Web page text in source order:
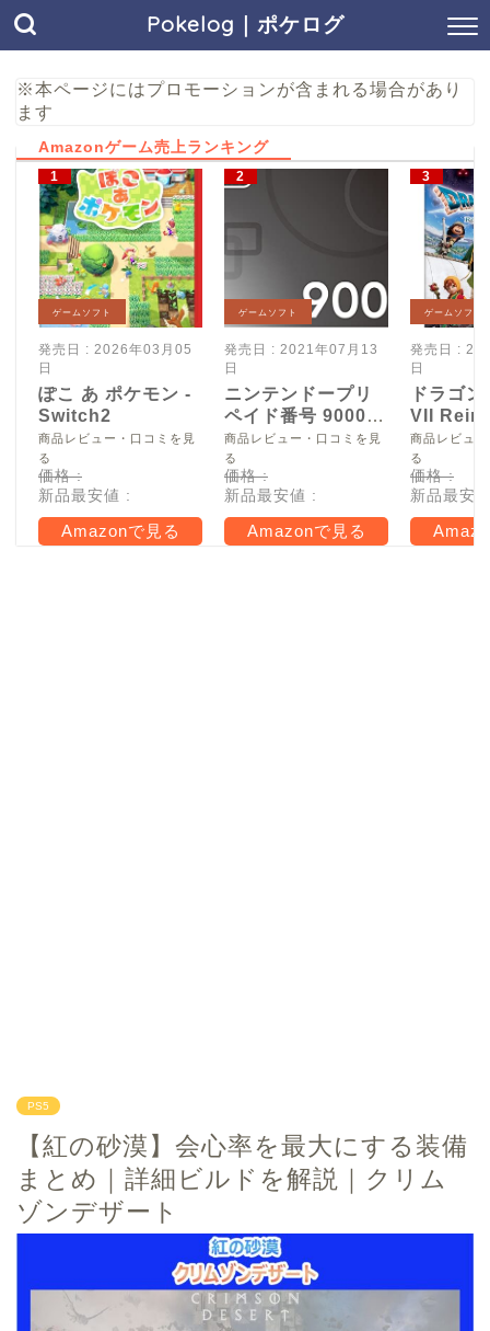
Pokelog｜ポケログ
※本ページにはプロモーションが含まれる場合があり
ます
Amazonゲーム売上ランキング
ゲームソフト
発売日 : 2026年03月05
日
ぽこ あ ポケモン -
Switch2
商品レビュー・口コミを見
る
価格 :
新品最安値 :
Amazonで見る
ゲームソフト
発売日 : 2021年07月13
日
ニンテンドープリ
ペイド番号 9000
円|オンラインコー
ド版
商品レビュー・口コミを見
る
価格 :
新品最安値 :
Amazonで見る
ゲームソフト
発売日 :
日
ドラゴ
VII
Switch2
商品レビュ
る
価格 :
新品最安
PS5
【紅の砂漠】会心率を最大にする装備
まとめ｜詳細ビルドを解説｜クリム
ゾンデザート